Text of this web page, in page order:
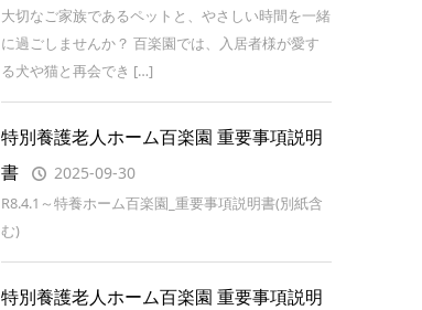
大切なご家族であるペットと、やさしい時間を一緒
に過ごしませんか？ 百楽園では、入居者様が愛す
る犬や猫と再会でき […]
特別養護老人ホーム百楽園 重要事項説明
書
2025-09-30
R8.4.1～特養ホーム百楽園_重要事項説明書(別紙含
む)
特別養護老人ホーム百楽園 重要事項説明